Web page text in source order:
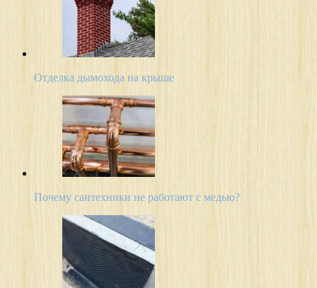
Отделка дымохода на крыше
Почему сантехники не работают с медью?